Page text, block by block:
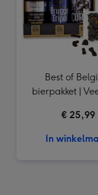
Best of
bierpakket |
€ 25,99
In